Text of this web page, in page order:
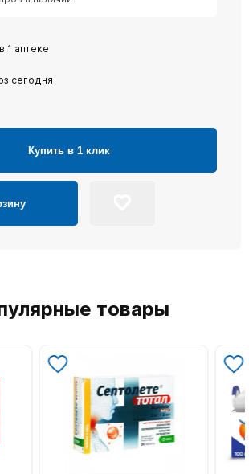
1 аптеке
сегодня
Купить в 1 клик
товары